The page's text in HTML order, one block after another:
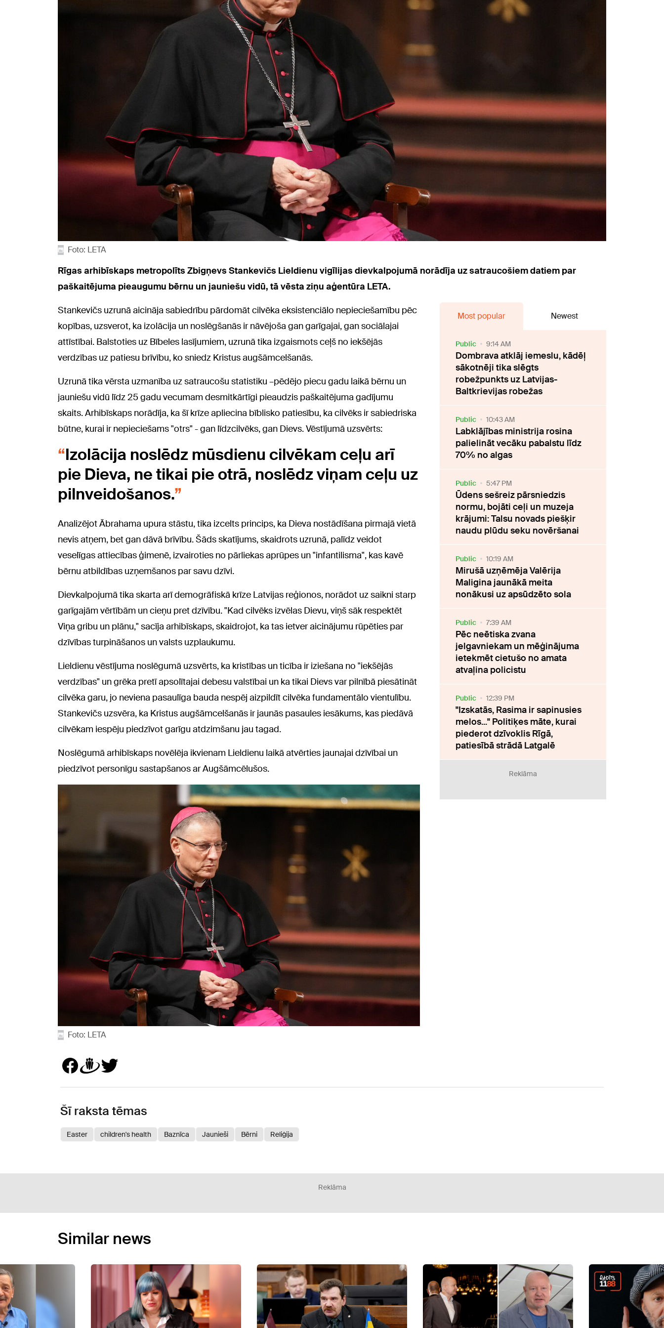
Foto: LETA
Rīgas arhibīskaps metropolīts Zbigņevs Stankevičs Lieldienu vigīlijas dievkalpojumā norādīja uz satraucošiem datiem par
paškaitējuma pieaugumu bērnu un jauniešu vidū, tā vēsta ziņu aģentūra LETA.
Stankevičs uzrunā aicināja sabiedrību pārdomāt cilvēka eksistenciālo nepieciešamību pēc
kopības, uzsverot, ka izolācija un noslēgšanās ir nāvējoša gan garīgajai, gan sociālajai
attīstībai. Balstoties uz Bībeles lasījumiem, uzrunā tika izgaismots ceļš no iekšējās
verdzības uz patiesu brīvību, ko sniedz Kristus augšāmcelšanās.
Uzrunā tika vērsta uzmanība uz satraucošu statistiku –pēdējo piecu gadu laikā bērnu un
jauniešu vidū līdz 25 gadu vecumam desmitkārtīgi pieaudzis paškaitējuma gadījumu
skaits. Arhibīskaps norādīja, ka šī krīze apliecina bīblisko patiesību, ka cilvēks ir sabiedriska
būtne, kurai ir nepieciešams "otrs" - gan līdzcilvēks, gan Dievs. Vēstījumā uzsvērts:
Izolācija noslēdz mūsdienu cilvēkam ceļu arī
pie Dieva, ne tikai pie otrā, noslēdz viņam ceļu uz
pilnveidošanos.
Analizējot Ābrahama upura stāstu, tika izcelts princips, ka Dieva nostādīšana pirmajā vietā
nevis atņem, bet gan dāvā brīvību. Šāds skatījums, skaidrots uzrunā, palīdz veidot
veselīgas attiecības ģimenē, izvairoties no pārliekas aprūpes un "infantilisma", kas kavē
bērnu atbildības uzņemšanos par savu dzīvi.
Dievkalpojumā tika skarta arī demogrāfiskā krīze Latvijas reģionos, norādot uz saikni starp
garīgajām vērtībām un cieņu pret dzīvību. "Kad cilvēks izvēlas Dievu, viņš sāk respektēt
Viņa gribu un plānu," sacīja arhibīskaps, skaidrojot, ka tas ietver aicinājumu rūpēties par
dzīvības turpināšanos un valsts uzplaukumu.
Lieldienu vēstījuma noslēgumā uzsvērts, ka kristības un ticība ir iziešana no "iekšējās
verdzības" un grēka pretī apsolītajai debesu valstībai un ka tikai Dievs var pilnībā piesātināt
cilvēka garu, jo neviena pasaulīga bauda nespēj aizpildīt cilvēka fundamentālo vientulību.
Stankevičs uzsvēra, ka Kristus augšāmcelšanās ir jaunās pasaules iesākums, kas piedāvā
cilvēkam iespēju piedzīvot garīgu atdzimšanu jau tagad.
Noslēgumā arhibīskaps novēlēja ikvienam Lieldienu laikā atvērties jaunajai dzīvībai un
piedzīvot personīgu sastapšanos ar Augšāmcēlušos.
Foto: LETA
Most popular Newest
Public 9:14 AM
Dombrava atklāj iemeslu, kādēļ
sākotnēji tika slēgts
robežpunkts uz Latvijas-
Baltkrievijas robežas
Public 10:43 AM
Labklājības ministrija rosina
palielināt vecāku pabalstu līdz
70% no algas
Public 5:47 PM
Ūdens sešreiz pārsniedzis
normu, bojāti ceļi un muzeja
krājumi: Talsu novads piešķir
naudu plūdu seku novēršanai
Public 10:19 AM
Mirušā uzņēmēja Valērija
Maligina jaunākā meita
nonākusi uz apsūdzēto sola
Public 7:39 AM
Pēc neētiska zvana
jelgavniekam un mēģinājuma
ietekmēt cietušo no amata
atvaļina policistu
Public 12:39 PM
"Izskatās, Rasima ir sapinusies
melos..." Politiķes māte, kurai
piederot dzīvoklis Rīgā,
patiesībā strādā Latgalē
Reklāma
Šī raksta tēmas
Easter children's health Baznīca Jaunieši Bērni Reliģija
Reklāma
Similar news